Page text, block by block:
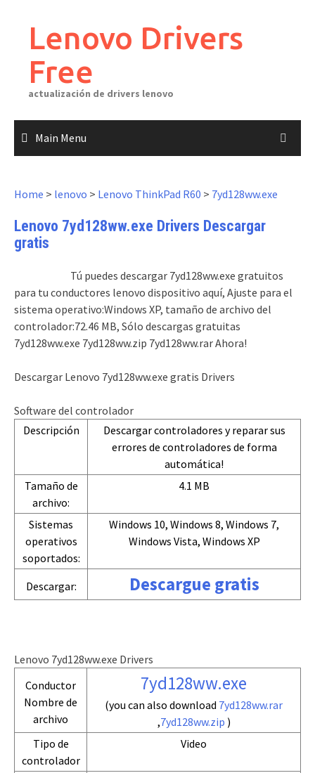
contentLenovo Drivers
Free
actualización de drivers lenovo
Main Menu
Home > lenovo > Lenovo ThinkPad R60 > 7yd128ww.exe
Lenovo 7yd128ww.exe Drivers Descargar
gratis
Tú puedes descargar 7yd128ww.exe gratuitos
para tu conductores lenovo dispositivo aquí, Ajuste para el
sistema operativo:Windows XP, tamaño de archivo del
controlador:72.46 MB, Sólo descargas gratuitas
7yd128ww.exe 7yd128ww.zip 7yd128ww.rar Ahora!
Descargar Lenovo 7yd128ww.exe gratis Drivers
Software del controlador
Descripción
Descargar controladores y reparar sus
errores de controladores de forma
automática!
Tamaño de
archivo:
4.1 MB
Sistemas
operativos
soportados:
Windows 10, Windows 8, Windows 7,
Windows Vista, Windows XP
Descargar: Descargue gratis
Lenovo 7yd128ww.exe Drivers
Conductor
Nombre de
archivo
7yd128ww.exe
(you can also download 7yd128ww.rar
,7yd128ww.zip )
Tipo de
controlador
Video